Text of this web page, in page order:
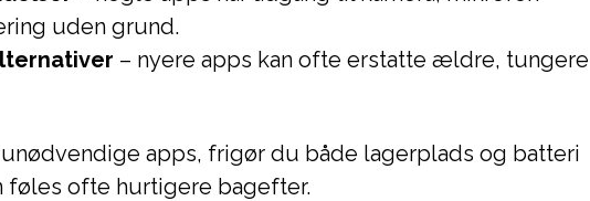
uden grund.
– nyere apps kan ofte erstatte ældre, tungere
apps, frigør du både lagerplads og batteri
føles ofte hurtigere bagefter.